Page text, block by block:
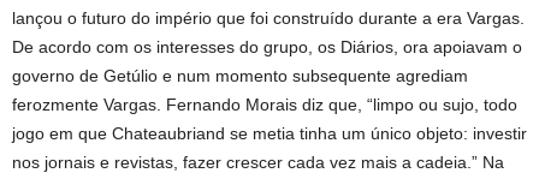
lançou o futuro do império que foi construído durante a era Vargas.
De acordo com os interesses do grupo, os Diários, ora apoiavam o
governo de Getúlio e num momento subsequente agrediam
ferozmente Vargas. Fernando Morais diz que, “limpo ou sujo, todo
jogo em que Chateaubriand se metia tinha um único objeto: investir
nos jornais e revistas, fazer crescer cada vez mais a cadeia.” Na